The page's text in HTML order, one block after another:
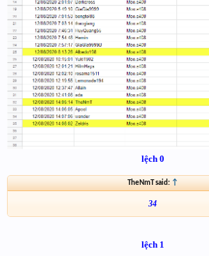
lệch 0
TheNmT said: ↑
34
lệch 1